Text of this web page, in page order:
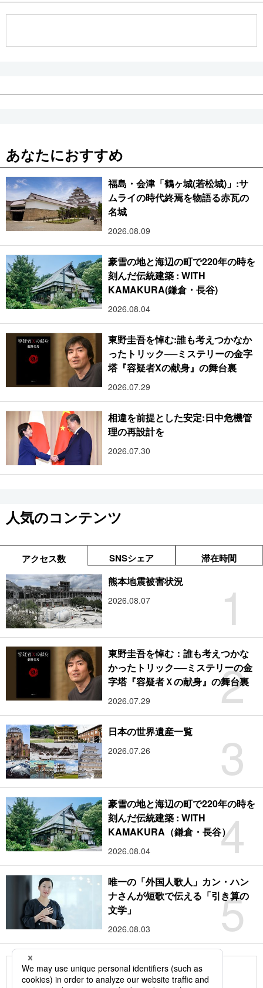
あなたにおすすめ
福島・会津「鶴ヶ城(若松城)」:サ
ムライの時代終焉を物語る赤瓦の
名城
2026.08.09
豪雪の地と海辺の町で220年の時を
刻んだ伝統建築 : WITH
KAMAKURA(鎌倉・長谷)
2026.08.04
東野圭吾を悼む:誰も考えつかなか
ったトリック──ミステリーの金字
塔『容疑者Xの献身』の舞台裏
2026.07.29
相違を前提とした安定:日中危機管
理の再設計を
2026.07.30
人気のコンテンツ
アクセス数 SNSシェア 滞在時間
1
熊本地震被害状況
2026.08.07
2
東野圭吾を悼む：誰も考えつかな
かったトリック──ミステリーの金
字塔『容疑者Ｘの献身』の舞台裏
2026.07.29
3
日本の世界遺産一覧
2026.07.26
4
豪雪の地と海辺の町で220年の時を
刻んだ伝統建築 : WITH
KAMAKURA（鎌倉・長谷）
2026.08.04
5
唯一の「外国人歌人」カン・ハン
ナさんが短歌で伝える「引き算の
文学」
2026.08.03
もっと見る